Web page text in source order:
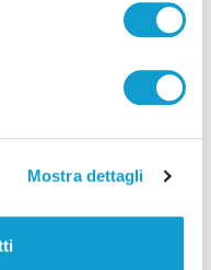
Mostra dettagli